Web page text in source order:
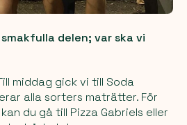
delen; var ska vi
middag gick vi till Soda
alla sorters maträtter. För
du gå till Pizza Gabriels eller